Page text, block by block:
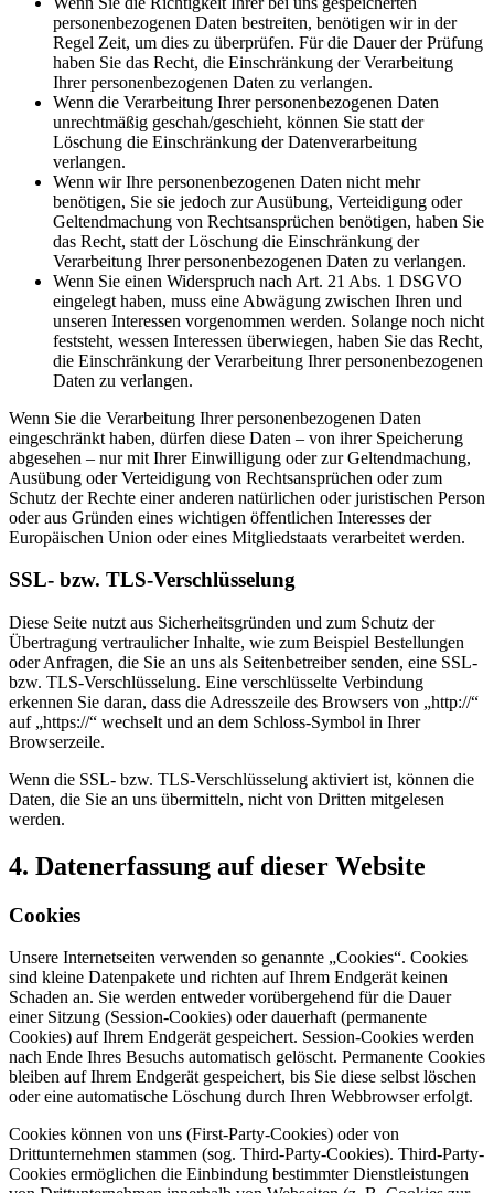
personenbezogenen Daten bestreiten, benötigen wir in der
Regel Zeit, um dies zu überprüfen. Für die Dauer der Prüfung
haben Sie das Recht, die Einschränkung der Verarbeitung
Ihrer personenbezogenen Daten zu verlangen.
Wenn die Verarbeitung Ihrer personenbezogenen Daten
unrechtmäßig geschah/geschieht, können Sie statt der
Löschung die Einschränkung der Datenverarbeitung
verlangen.
Wenn wir Ihre personenbezogenen Daten nicht mehr
benötigen, Sie sie jedoch zur Ausübung, Verteidigung oder
Geltendmachung von Rechtsansprüchen benötigen, haben Sie
das Recht, statt der Löschung die Einschränkung der
Verarbeitung Ihrer personenbezogenen Daten zu verlangen.
Wenn Sie einen Widerspruch nach Art. 21 Abs. 1 DSGVO
eingelegt haben, muss eine Abwägung zwischen Ihren und
unseren Interessen vorgenommen werden. Solange noch nicht
feststeht, wessen Interessen überwiegen, haben Sie das Recht,
die Einschränkung der Verarbeitung Ihrer personenbezogenen
Daten zu verlangen.
Wenn Sie die Verarbeitung Ihrer personenbezogenen Daten
eingeschränkt haben, dürfen diese Daten – von ihrer Speicherung
abgesehen – nur mit Ihrer Einwilligung oder zur Geltendmachung,
Ausübung oder Verteidigung von Rechtsansprüchen oder zum
Schutz der Rechte einer anderen natürlichen oder juristischen Person
oder aus Gründen eines wichtigen öffentlichen Interesses der
Europäischen Union oder eines Mitgliedstaats verarbeitet werden.
SSL- bzw. TLS-Verschlüsselung
Diese Seite nutzt aus Sicherheitsgründen und zum Schutz der
Übertragung vertraulicher Inhalte, wie zum Beispiel Bestellungen
oder Anfragen, die Sie an uns als Seitenbetreiber senden, eine SSL-
bzw. TLS-Verschlüsselung. Eine verschlüsselte Verbindung
erkennen Sie daran, dass die Adresszeile des Browsers von „http://“
auf „https://“ wechselt und an dem Schloss-Symbol in Ihrer
Browserzeile.
Wenn die SSL- bzw. TLS-Verschlüsselung aktiviert ist, können die
Daten, die Sie an uns übermitteln, nicht von Dritten mitgelesen
werden.
4. Datenerfassung auf dieser Website
Cookies
Unsere Internetseiten verwenden so genannte „Cookies“. Cookies
sind kleine Datenpakete und richten auf Ihrem Endgerät keinen
Schaden an. Sie werden entweder vorübergehend für die Dauer
einer Sitzung (Session-Cookies) oder dauerhaft (permanente
Cookies) auf Ihrem Endgerät gespeichert. Session-Cookies werden
nach Ende Ihres Besuchs automatisch gelöscht. Permanente Cookies
bleiben auf Ihrem Endgerät gespeichert, bis Sie diese selbst löschen
oder eine automatische Löschung durch Ihren Webbrowser erfolgt.
Cookies können von uns (First-Party-Cookies) oder von
Drittunternehmen stammen (sog. Third-Party-Cookies). Third-Party-
Cookies ermöglichen die Einbindung bestimmter Dienstleistungen